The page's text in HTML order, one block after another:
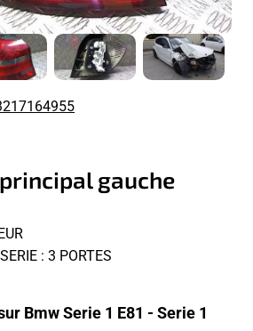
gauche
: 3 PORTES
Bmw Serie 1 E81 - Serie 1